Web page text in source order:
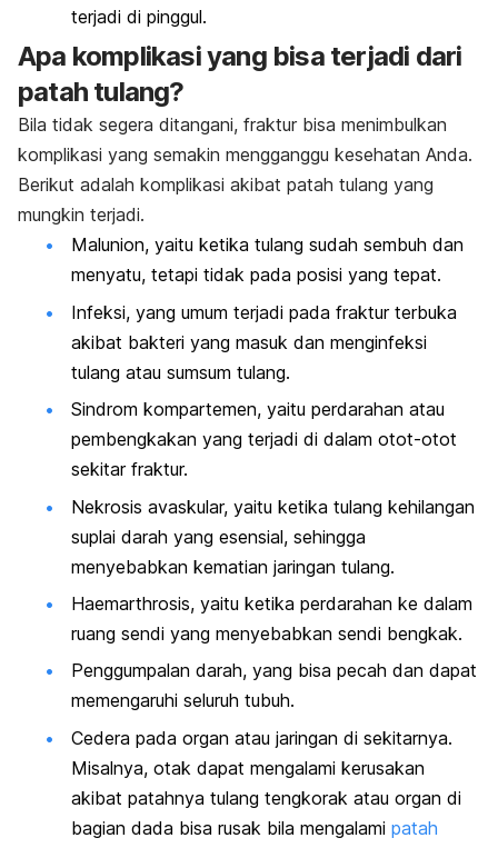
terjadi di pinggul.
Apa komplikasi yang bisa terjadi dari
patah tulang?
Bila tidak segera ditangani, fraktur bisa menimbulkan
komplikasi yang semakin mengganggu kesehatan Anda.
Berikut adalah komplikasi akibat patah tulang yang
mungkin terjadi.
Malunion, yaitu ketika tulang sudah sembuh dan
menyatu, tetapi tidak pada posisi yang tepat.
Infeksi, yang umum terjadi pada fraktur terbuka
akibat bakteri yang masuk dan menginfeksi
tulang atau sumsum tulang.
Sindrom kompartemen, yaitu perdarahan atau
pembengkakan yang terjadi di dalam otot-otot
sekitar fraktur.
Nekrosis avaskular, yaitu ketika tulang kehilangan
suplai darah yang esensial, sehingga
menyebabkan kematian jaringan tulang.
Haemarthrosis, yaitu ketika perdarahan ke dalam
ruang sendi yang menyebabkan sendi bengkak.
Penggumpalan darah, yang bisa pecah dan dapat
memengaruhi seluruh tubuh.
Cedera pada organ atau jaringan di sekitarnya.
Misalnya, otak dapat mengalami kerusakan
akibat patahnya tulang tengkorak atau organ di
bagian dada bisa rusak bila mengalami patah